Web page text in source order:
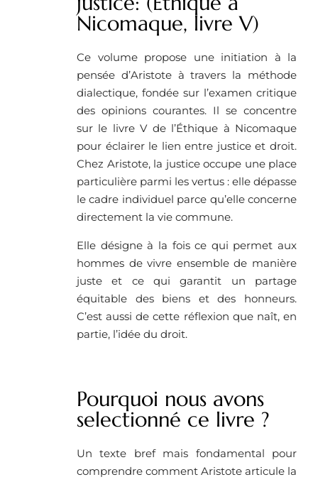
Nicomaque, livre V)
Ce volume propose une initiation à la
pensée d’Aristote à travers la méthode
dialectique, fondée sur l’examen critique
des opinions courantes. Il se concentre
sur le livre V de l’Éthique à Nicomaque
pour éclairer le lien entre justice et droit.
Chez Aristote, la justice occupe une place
particulière parmi les vertus : elle dépasse
le cadre individuel parce qu’elle concerne
directement la vie commune.
Elle désigne à la fois ce qui permet aux
hommes de vivre ensemble de manière
juste et ce qui garantit un partage
équitable des biens et des honneurs.
C’est aussi de cette réflexion que naît, en
partie, l’idée du droit.
Pourquoi nous avons
selectionné ce livre ?
Un texte bref mais fondamental pour
comprendre comment Aristote articule la